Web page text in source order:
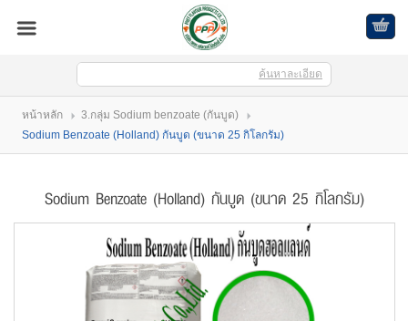
สินค้าที่สนใจ( 0 )
ติดต่อเรา
ค้นหาละเอียด
หน้าหลัก
3.กลุ่ม Sodium benzoate (กันบูด)
Sodium Benzoate (Holland) กันบูด (ขนาด 25 กิโลกรัม)
Sodium Benzoate (Holland) กันบูด (ขนาด 25 กิโลกรัม)